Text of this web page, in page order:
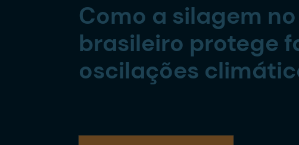
Como a silagem
brasileiro protege
oscilações